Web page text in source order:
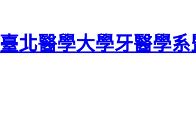
臺北醫學大學牙醫學